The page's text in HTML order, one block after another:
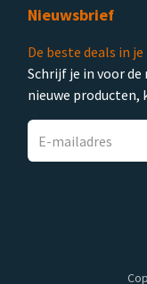
Nieuwsbrief
De beste deals in
Schrijf je in voor
nieuwe producten,